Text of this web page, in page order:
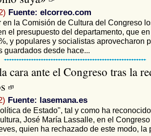
Fuente: elcorreo.com
en la Comisión de Cultura del Congreso
el presupuesto del departamento, que
y populares y socialistas aprovecharon
guardados desde hace...
cara ante el Congreso tras la
Fuente: lasemana.es
de Estado", tal y como ha
José María Lassalle, en el
quien ha rechazado de este modo, la